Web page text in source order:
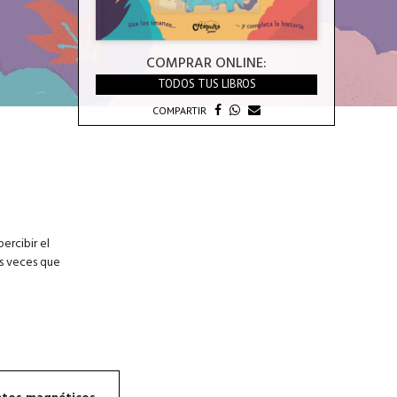
COMPRAR ONLINE:
TODOS TUS LIBROS
COMPARTIR
el
veces que